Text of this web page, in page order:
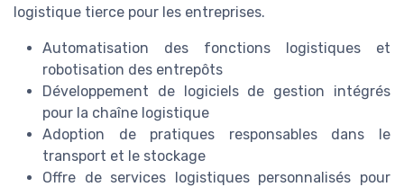
logistique tierce pour les entreprises.
Automatisation des fonctions logistiques et
robotisation des entrepôts
Développement de logiciels de gestion intégrés
pour la chaîne logistique
Adoption de pratiques responsables dans le
transport et le stockage
Offre de services logistiques personnalisés pour